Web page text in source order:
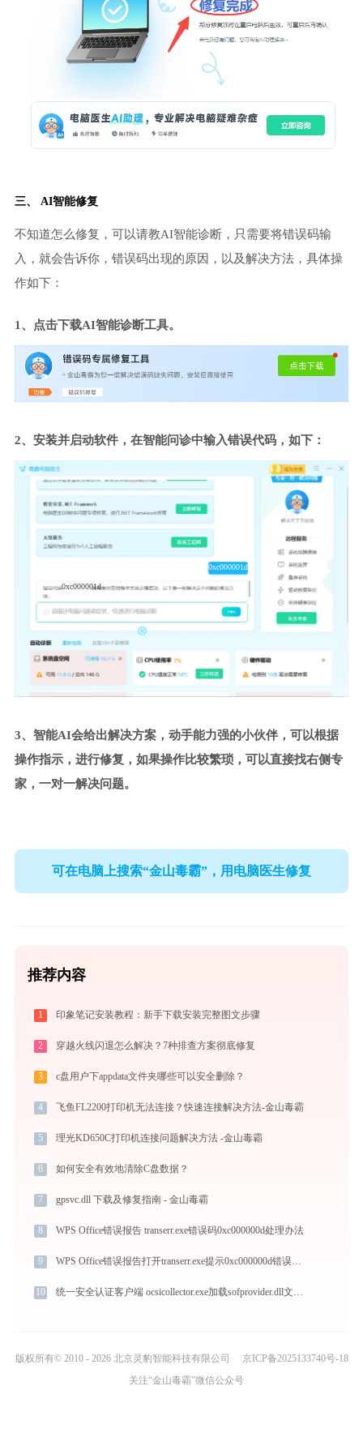
三、 AI智能修复
不知道怎么修复，可以请教AI智能诊断，只需要将错误码输
入，就会告诉你，错误码出现的原因，以及解决方法，具体操
作如下：
1、点击下载AI智能诊断工具。
2、安装并启动软件，在智能问诊中输入错误代码，如下：
0xc000001d
0xc000001d
3、智能AI会给出解决方案，动手能力强的小伙伴，可以根据
操作指示，进行修复，如果操作比较繁琐，可以直接找右侧专
家，一对一解决问题。
可在电脑上搜索“金山毒霸”，用电脑医生修复
推荐内容
1 印象笔记安装教程：新手下载安装完整图文步骤
2 穿越火线闪退怎么解决？7种排查方案彻底修复
3 c盘用户下appdata文件夹哪些可以安全删除？
4 飞鱼FL2200打印机无法连接？快速连接解决方法-金山毒霸
5 理光KD650C打印机连接问题解决方法 -金山毒霸
6 如何安全有效地清除C盘数据？
7 gpsvc.dll 下载及修复指南 - 金山毒霸
8 WPS Office错误报告 transerr.exe错误码0xc000000d处理办法
9 WPS Office错误报告打开transerr.exe提示0xc000000d错误码怎么办
10 统一安全认证客户端 ocsicollector.exe加载sofprovider.dll文件丢失处理办法
版权所有© 2010 - 2026 北京灵豹智能科技有限公司
京ICP备2025133740号-18
关注“金山毒霸”微信公众号